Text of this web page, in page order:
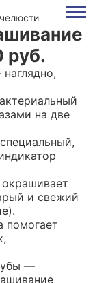
руб.
наглядно,
на две
и свежий
помогает
—